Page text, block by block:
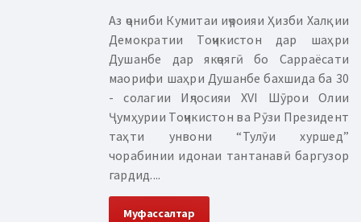
Аз ҷониби Кумитаи иҷроияи Ҳизби Халқии
Демократии Тоҷикистон дар шаҳри
Душанбе дар якҷоягӣ бо Сарраёсати
маорифи шаҳри Душанбе бахшида ба 30
- солагии Иҷлосияи ХVI Шӯрои Олии
Ҷумҳурии Тоҷикистон ва Рӯзи Президент
таҳти унвони “Тулӯи хуршед”
чорабинии идонаи тантанавӣ баргузор
гардид....
Муфассалтар